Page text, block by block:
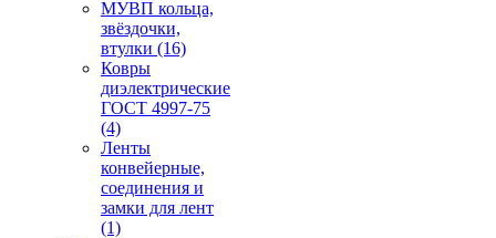
МУВП кольца,
звёздочки,
втулки (16)
Ковры
диэлектрические
ГОСТ 4997-75
(4)
Ленты
конвейерные,
соединения и
замки для лент
(1)